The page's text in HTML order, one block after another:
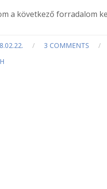
a következő forradalom
/ 3 COMMENTS /